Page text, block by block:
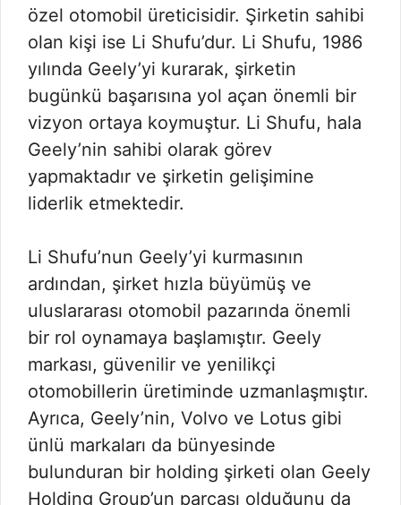
özel otomobil üreticisidir. Şirketin sahibi
olan kişi ise Li Shufu’dur. Li Shufu, 1986
yılında Geely’yi kurarak, şirketin
bugünkü başarısına yol açan önemli bir
vizyon ortaya koymuştur. Li Shufu, hala
Geely’nin sahibi olarak görev
yapmaktadır ve şirketin gelişimine
liderlik etmektedir.
Li Shufu’nun Geely’yi kurmasının
ardından, şirket hızla büyümüş ve
uluslararası otomobil pazarında önemli
bir rol oynamaya başlamıştır. Geely
markası, güvenilir ve yenilikçi
otomobillerin üretiminde uzmanlaşmıştır.
Ayrıca, Geely’nin, Volvo ve Lotus gibi
ünlü markaları da bünyesinde
bulunduran bir holding şirketi olan Geely
Holding Group’un parçası olduğunu da